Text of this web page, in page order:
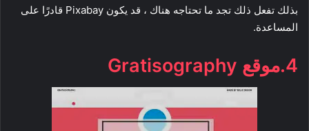
بذلك تفعل ذلك تجد ما تحتاجه هناك ، قد يكون Pixabay قادرًا على
المساعدة.
4.موقع Gratisography